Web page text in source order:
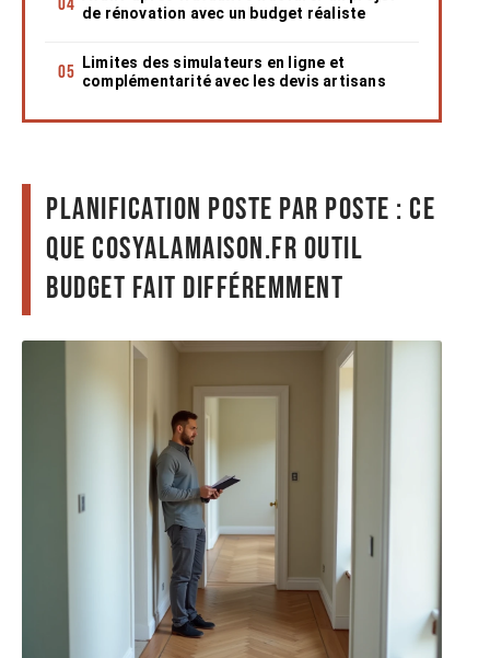
de rénovation avec un budget réaliste
Limites des simulateurs en ligne et
complémentarité avec les devis artisans
Planification poste par poste : ce
que cosyalamaison.fr outil
Budget fait différemment